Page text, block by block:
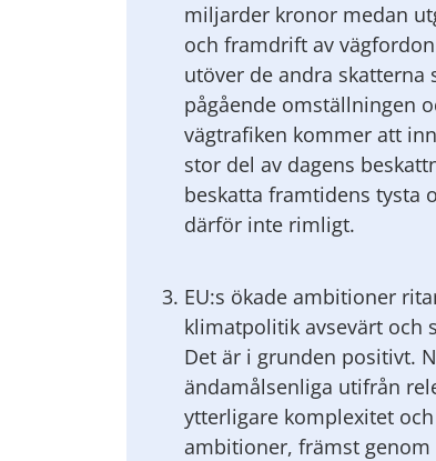
miljarder kronor medan
och framdrift av
utöver de andra
pågående omställningen
vägtrafiken kommer att
stor del av dagens
beskatta framtidens tysta
därför inte rimligt.
EU:s ökade ambitioner
klimatpolitik avsevärt och
Det är i grunden positivt.
ändamålsenliga utifrån
ytterligare komplexitet
ambitioner, främst